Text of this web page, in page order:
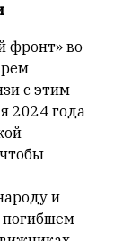
фронт» во
с этим
2024 года
и
погибшем